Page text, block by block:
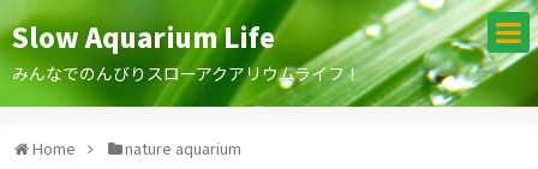
Slow Aquarium Life
みんなでのんびりスローアクアリウムライフ！
Home nature aquarium